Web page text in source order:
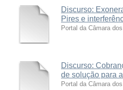
Discurso:
Pires e
Portal da Câmara
Discurso:
de solução para
Portal da Câmara